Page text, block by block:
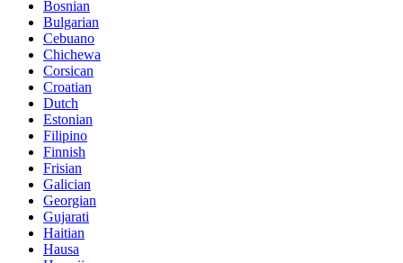
Bosnian
Bulgarian
Cebuano
Chichewa
Corsican
Croatian
Dutch
Estonian
Filipino
Finnish
Frisian
Galician
Georgian
Gujarati
Haitian
Hausa